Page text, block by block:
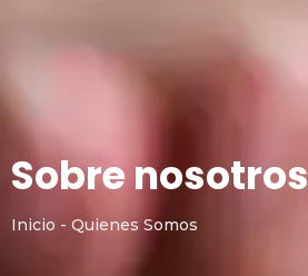
Sobre nosotros
Inicio - Quienes Somos